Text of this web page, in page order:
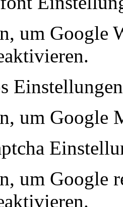
um Google
um Google
um Google